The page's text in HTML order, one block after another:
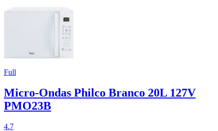
Full
Micro-Ondas Philco Branco 20L 127V
PMO23B
4.7